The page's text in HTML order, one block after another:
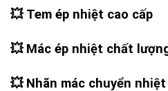
💥Tem ép nhiệt cao cấp
💥Mác ép nhiệt chất
💥Nhãn mác chuyển